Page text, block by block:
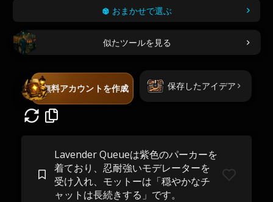
おまかせで選ぶ
似たツールを見る
無料アカウントを作成 保存したアイデア
Lavender Queueは紫色のパーカーを
着ており、忍耐強いモデレーターを
受け入れ、モットーは「穏やかなチ
ャットは長続きする」です。